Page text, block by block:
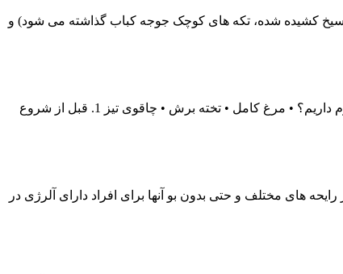
(که روی گوشت به سیخ کشیده شده، تکه های کوچک جوجه کباب گذاشته می شود) و
اگر مرغ کاملی خریداری کردید، نگران خرد کردن آن نباشید. آن را به منزل آورده و مراحل زیر را برای خرد کردن آن دنبال کنید. چه چیزهایی لازم داریم؟ • مرغ کامل • تخته برش • چاقوی تیز 1. قبل از شروع
های مختلف و حتی بدون بو آنها برای افراد دارای آلرژی در